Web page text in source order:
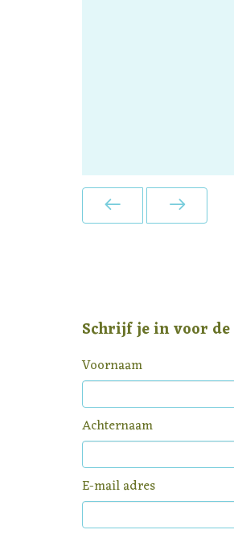
Schrijf je in voor
Voornaam
Achternaam
E-mail adres